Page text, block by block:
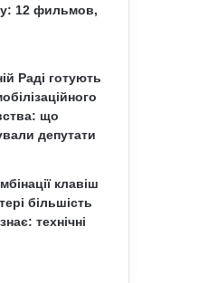
12 фильмов,
Раді готують
що
депутати
клавіш
більшість
технічні